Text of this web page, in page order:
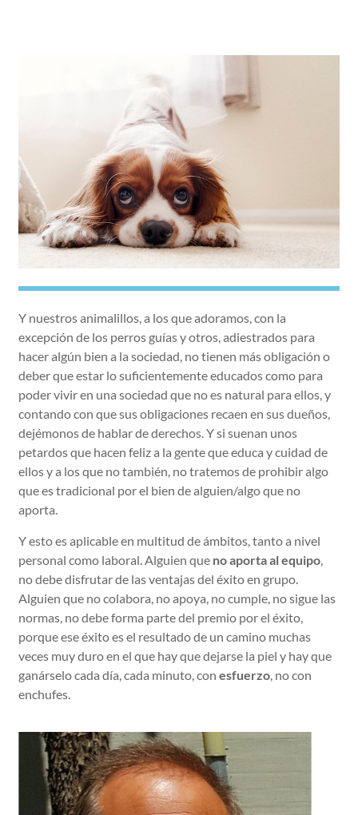
Y nuestros animalillos, a los que adoramos, con la
excepción de los perros guías y otros, adiestrados para
hacer algún bien a la sociedad, no tienen más obligación o
deber que estar lo suficientemente educados como para
poder vivir en una sociedad que no es natural para ellos, y
contando con que sus obligaciones recaen en sus dueños,
dejémonos de hablar de derechos. Y si suenan unos
petardos que hacen feliz a la gente que educa y cuidad de
ellos y a los que no también, no tratemos de prohibir algo
que es tradicional por el bien de alguien/algo que no
aporta.
Y esto es aplicable en multitud de ámbitos, tanto a nivel
personal como laboral. Alguien que no aporta al equipo,
no debe disfrutar de las ventajas del éxito en grupo.
Alguien que no colabora, no apoya, no cumple, no sigue las
normas, no debe forma parte del premio por el éxito,
porque ese éxito es el resultado de un camino muchas
veces muy duro en el que hay que dejarse la piel y hay que
ganárselo cada día, cada minuto, conesfuerzo, no con
enchufes.